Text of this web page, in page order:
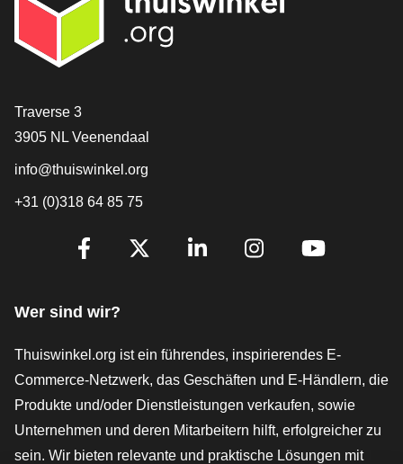
[_General:Contact]
Traverse 3
3905 NL Veenendaal
info@thuiswinkel.org
+31 (0)318 64 85 75
[_General:SocialMediaTitle]
Wer sind wir?
Thuiswinkel.org ist ein führendes, inspirierendes E-
Commerce-Netzwerk, das Geschäften und E-Händlern, die
Produkte und/oder Dienstleistungen verkaufen, sowie
Unternehmen und deren Mitarbeitern hilft, erfolgreicher zu
sein. Wir bieten relevante und praktische Lösungen mit